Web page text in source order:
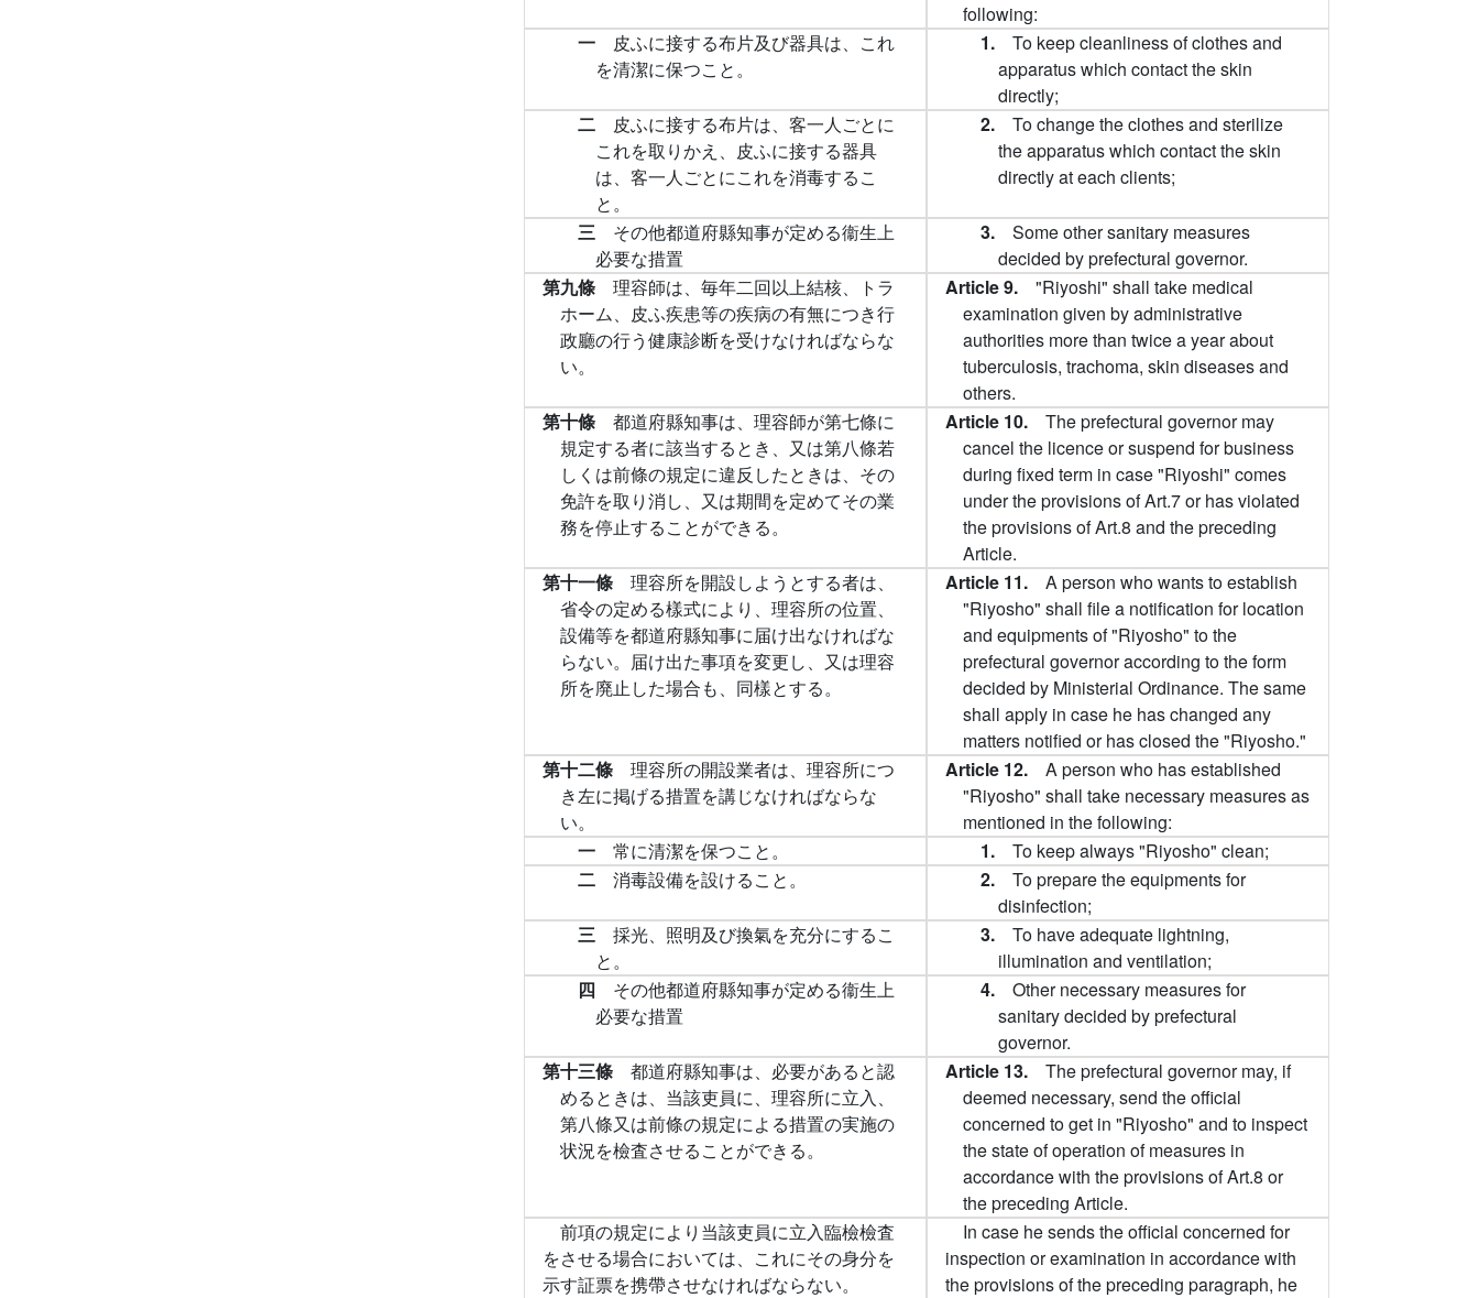
following:
一 皮ふに接する布片及び器具は、これ
を清潔に保つこと。
1. To keep cleanliness of clothes and
apparatus which contact the skin
directly;
二 皮ふに接する布片は、客一人ごとに
これを取りかえ、皮ふに接する器具
は、客一人ごとにこれを消毒するこ
と。
2. To change the clothes and sterilize
the apparatus which contact the skin
directly at each clients;
三 その他都道府縣知事が定める衞生上
必要な措置
3. Some other sanitary measures
decided by prefectural governor.
第九條 理容師は、毎年二回以上結核、トラ
ホーム、皮ふ疾患等の疾病の有無につき行
政廳の行う健康診断を受けなければならな
い。
Article 9. "Riyoshi" shall take medical
examination given by administrative
authorities more than twice a year about
tuberculosis, trachoma, skin diseases and
others.
第十條 都道府縣知事は、理容師が第七條に
規定する者に該当するとき、又は第八條若
しくは前條の規定に違反したときは、その
免許を取り消し、又は期間を定めてその業
務を停止することができる。
Article 10. The prefectural governor may
cancel the licence or suspend for business
during fixed term in case "Riyoshi" comes
under the provisions of Art.7 or has violated
the provisions of Art.8 and the preceding
Article.
第十一條 理容所を開設しようとする者は、
省令の定める樣式により、理容所の位置、
設備等を都道府縣知事に届け出なければな
らない。届け出た事項を変更し、又は理容
所を廃止した場合も、同樣とする。
Article 11. A person who wants to establish
"Riyosho" shall file a notification for location
and equipments of "Riyosho" to the
prefectural governor according to the form
decided by Ministerial Ordinance. The same
shall apply in case he has changed any
matters notified or has closed the "Riyosho."
第十二條 理容所の開設業者は、理容所につ
き左に掲げる措置を講じなければならな
い。
Article 12. A person who has established
"Riyosho" shall take necessary measures as
mentioned in the following:
一 常に清潔を保つこと。 1. To keep always "Riyosho" clean;
二 消毒設備を設けること。 2. To prepare the equipments for
disinfection;
三 採光、照明及び換氣を充分にするこ
と。
3. To have adequate lightning,
illumination and ventilation;
四 その他都道府縣知事が定める衞生上
必要な措置
4. Other necessary measures for
sanitary decided by prefectural
governor.
第十三條 都道府縣知事は、必要があると認
めるときは、当該吏員に、理容所に立入、
第八條又は前條の規定による措置の実施の
状況を檢査させることができる。
Article 13. The prefectural governor may, if
deemed necessary, send the official
concerned to get in "Riyosho" and to inspect
the state of operation of measures in
accordance with the provisions of Art.8 or
the preceding Article.
前項の規定により当該吏員に立入臨檢檢査
をさせる場合においては、これにその身分を
示す証票を携帶させなければならない。
In case he sends the official concerned for
inspection or examination in accordance with
the provisions of the preceding paragraph, he